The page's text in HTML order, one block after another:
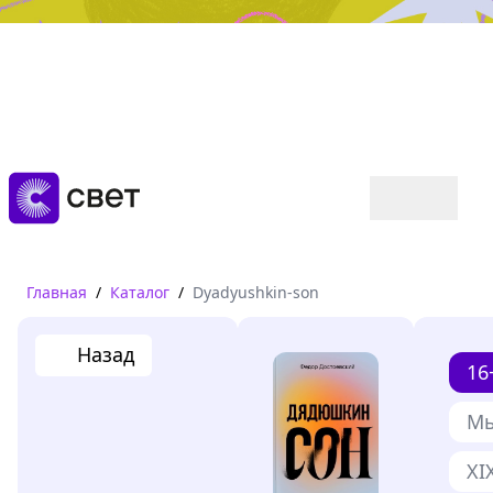
Дружба, любовь, взросление
Читать
Главная / Каталог / Dyadyushkin-son
Назад